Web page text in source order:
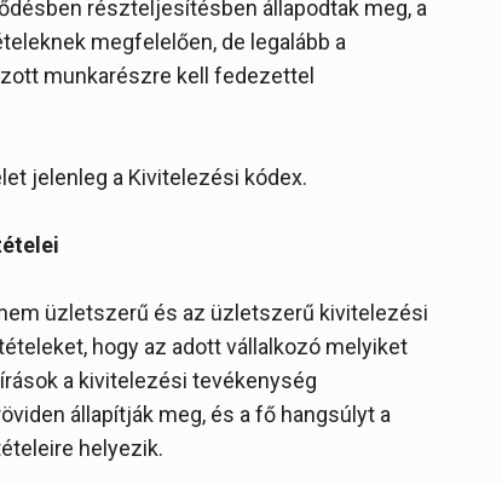
részteljesítésben állapodtak meg, a
megfelelően, de legalább a
munkarészre kell fedezettel
jelenleg a Kivitelezési kódex.
üzletszerű és az üzletszerű kivitelezési
hogy az adott vállalkozó melyiket
a kivitelezési tevékenység
állapítják meg, és a fő hangsúlyt a
helyezik.